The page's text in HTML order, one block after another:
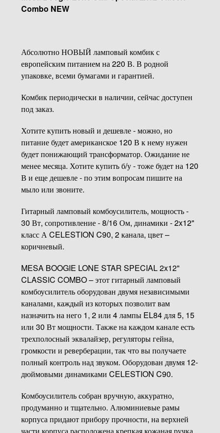
Combo NEW
Абсолютно НОВЫЙ ламповый комбик с
европейским питанием на 220 В. В родной
упаковке, всеми бумагами и гарантией.
Комбик периодически в наличии, сейчас доступен
под заказ.
Хотите купить новый и дешевле - можно, но
питание будет американское 120 В к нему нужен
будет понижающий трансформатор. Ожидание не
менее месяца. Хотите купить б/у - тоже будет на 120
В и еще дешевле - по этим вопросам пишите на
мыло или звоните.
Гитарный ламповый комбоусилитель, мощность -
30 Вт, сопротивление - 8/16 Ом, динамики - 2x12"
класс А CELESTION C90, 2 канала, цвет –
коричневый.
MESA BOOGIE LONE STAR SPECIAL 2x12"
CLASSIC COMBO– этот гитарный ламповый
комбоусилитель оборудован двумя независимыми
каналами, каждый из которых позволит вам
назначить на него 1, 2 или 4 лампы EL84 для 5, 15
или 30 Вт мощности. Также на каждом канале есть
трехполосный эквалайзер, регуляторы гейна,
громкости и реверберации, так что вы получаете
полный контроль над звуком. Оборудован двумя 12-
дюймовыми динамиками CELESTION C90.
Комбоусилитель собран вручную, аккуратно,
продуманно и тщательно. Алюминиевые рамы
корпуса придают прибору прочности, на верхней